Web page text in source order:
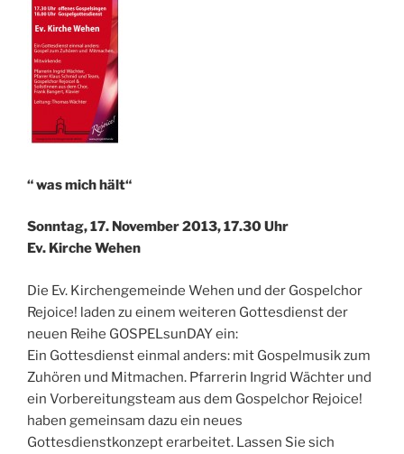
“ was mich hält“
Sonntag, 17. November 2013, 17.30 Uhr
Ev. Kirche Wehen
Die Ev. Kirchengemeinde Wehen und der Gospelchor
Rejoice! laden zu einem weiteren Gottesdienst der
neuen Reihe GOSPELsunDAY ein:
Ein Gottesdienst einmal anders: mit Gospelmusik zum
Zuhören und Mitmachen. Pfarrerin Ingrid Wächter und
ein Vorbereitungsteam aus dem Gospelchor Rejoice!
haben gemeinsam dazu ein neues
Gottesdienstkonzept erarbeitet. Lassen Sie sich